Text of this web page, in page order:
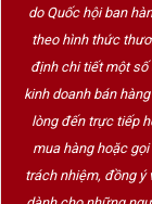
do Quốc hội ban
theo hình thức
định chi tiết một số
kinh doanh bán
lòng đến trực tiếp
mua hàng hoặc
trách nhiệm, đồng ý